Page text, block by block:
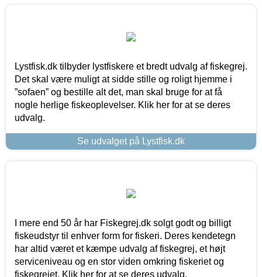
Lystfisk.dk tilbyder lystfiskere et bredt udvalg af fiskegrej.
Det skal være muligt at sidde stille og roligt hjemme i
”sofaen” og bestille alt det, man skal bruge for at få
nogle herlige fiskeoplevelser. Klik her for at se deres
udvalg.
Se udvalget på Lystfisk.dk
I mere end 50 år har Fiskegrej.dk solgt godt og billigt
fiskeudstyr til enhver form for fiskeri. Deres kendetegn
har altid været et kæmpe udvalg af fiskegrej, et højt
serviceniveau og en stor viden omkring fiskeriet og
fiskegrejet. Klik her for at se deres udvalg.